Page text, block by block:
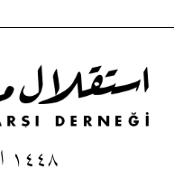
١٤٤٨ استقلال تقویمی